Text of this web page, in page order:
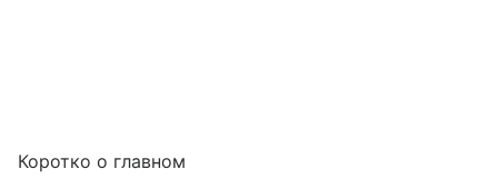
Коротко о главном